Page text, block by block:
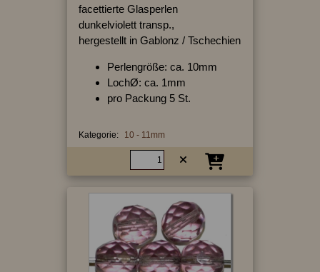
facettierte Glasperlen
dunkelviolett transp.,
hergestellt in Gablonz / Tschechien
Perlengröße: ca. 10mm
LochØ: ca. 1mm
pro Packung 5 St.
Kategorie: 10 - 11mm